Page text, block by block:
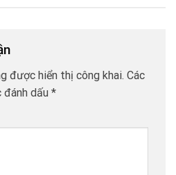
được hiển thị công khai. Các
dấu *